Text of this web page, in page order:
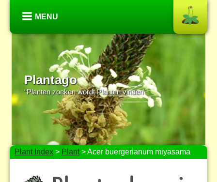
MENU
Plantago
“Planten zoeken wordt Planten vinden”
Plant Index > Plant> Acer buergerianum miyasama